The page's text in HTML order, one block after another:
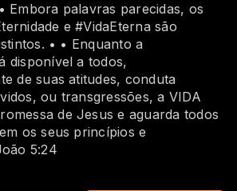
Embora palavras parecidas, os
e #VidaEterna são
• • Enquanto a
disponível a todos,
de suas atitudes, conduta
ou transgressões, a VIDA
de Jesus e aguarda todos
os seus princípios e
5:24